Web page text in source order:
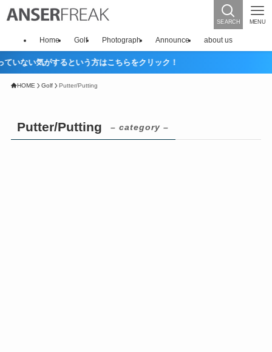
SEARCH MENU
Home Golf Photograph Announce about us
気がするという方はこちらをクリック！
HOME Golf Putter/Putting
Putter/Putting – category –